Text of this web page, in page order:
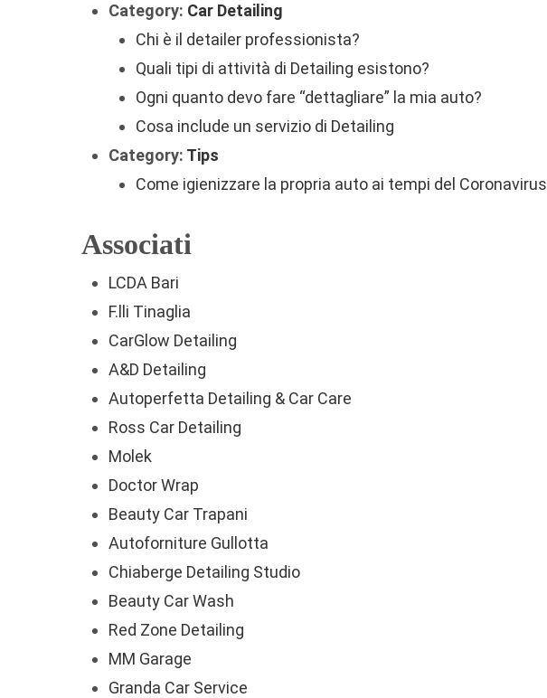
Category: Car Detailing
Chi è il detailer professionista?
Quali tipi di attività di Detailing esistono?
Ogni quanto devo fare “dettagliare” la mia auto?
Cosa include un servizio di Detailing
Category: Tips
Come igienizzare la propria auto ai tempi del Coronavirus
Associati
LCDA Bari
F.lli Tinaglia
CarGlow Detailing
A&D Detailing
Autoperfetta Detailing & Car Care
Ross Car Detailing
Molek
Doctor Wrap
Beauty Car Trapani
Autoforniture Gullotta
Chiaberge Detailing Studio
Beauty Car Wash
Red Zone Detailing
MM Garage
Granda Car Service